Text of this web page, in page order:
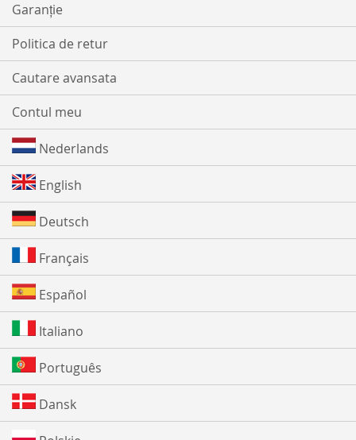
Garanție
Politica de retur
Cautare avansata
Contul meu
Nederlands
English
Deutsch
Français
Español
Italiano
Português
Dansk